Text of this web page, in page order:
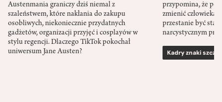
Austenmania graniczy dziś niemal z
szaleństwem, które nakłania do zakupu
osobliwych, niekoniecznie przydatnych
gadżetów, organizacji przyjęć i cosplayów w
stylu regencji. Dlaczego TikTok pokochał
uniwersum Jane Austen?
przypomina, że
zmienić człowieka
przestanie być
narcystycznym
Kadry znaki